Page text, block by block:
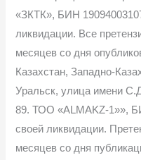
«ЗКТК», БИН
ликвидации. Все
месяцев со дня
Казахстан, Западно-
Уральск, улица имени
89. ТОО «ALMAKZ-1»»,
своей ликвидации.
месяцев со дня